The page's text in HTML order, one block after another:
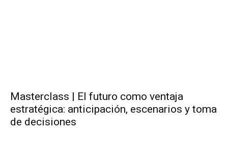
Masterclass | El futuro como ventaja
estratégica: anticipación, escenarios y toma
de decisiones